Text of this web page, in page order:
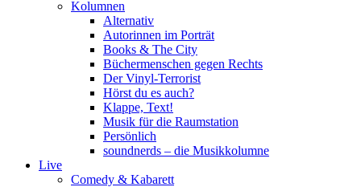
Kolumnen
Alternativ
Autorinnen im Porträt
Books & The City
Büchermenschen gegen Rechts
Der Vinyl-Terrorist
Hörst du es auch?
Klappe, Text!
Musik für die Raumstation
Persönlich
soundnerds – die Musikkolumne
Live
Comedy & Kabarett